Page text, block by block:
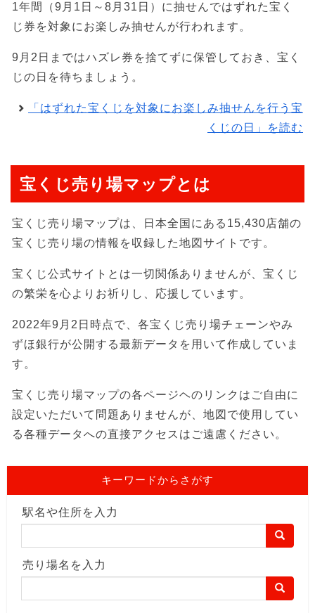
1年間（9月1日～8月31日）に抽せんではずれた宝く
じ券を対象にお楽しみ抽せんが行われます。
9月2日まではハズレ券を捨てずに保管しておき、宝く
じの日を待ちましょう。
「はずれた宝くじを対象にお楽しみ抽せんを行う宝
くじの日」を読む
宝くじ売り場マップとは
宝くじ売り場マップは、日本全国にある15,430店舗の
宝くじ売り場の情報を収録した地図サイトです。
宝くじ公式サイトとは一切関係ありませんが、宝くじ
の繁栄を心よりお祈りし、応援しています。
2022年9月2日時点で、各宝くじ売り場チェーンやみ
ずほ銀行が公開する最新データを用いて作成していま
す。
宝くじ売り場マップの各ページヘのリンクはご自由に
設定いただいて問題ありませんが、地図で使用してい
る各種データへの直接アクセスはご遠慮ください。
キーワードからさがす
駅名や住所を入力
売り場名を入力